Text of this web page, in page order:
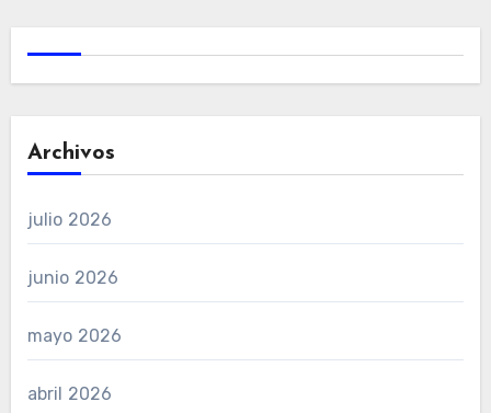
Archivos
julio 2026
junio 2026
mayo 2026
abril 2026